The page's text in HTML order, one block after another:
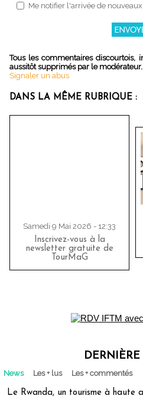
Me notifier l'arrivée de
Tous les commentaires discourtois,
aussitôt supprimés par le modérateur.
Signaler un abus
DANS LA MÊME RUBRIQUE :
Samedi 9 Mai 2026 - 12:33
Inscrivez-vous à la
newsletter gratuite de
TourMaG
DERNIÈRE
News Les + lus Les + commentés
Le Rwanda, un tourisme à haute